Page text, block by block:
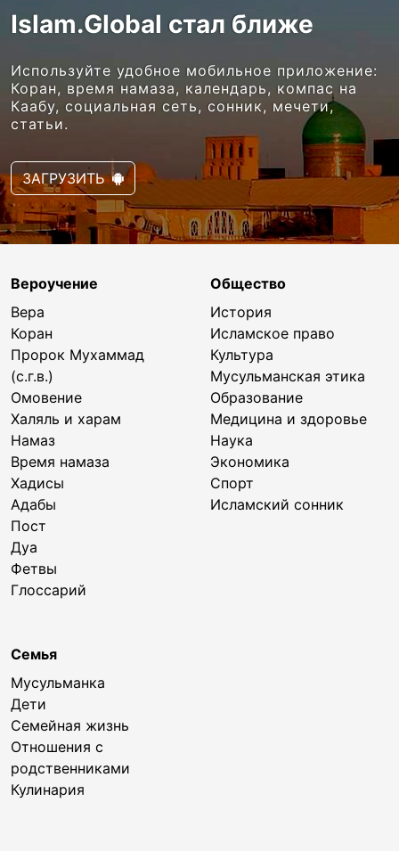
Islam.Global стал ближе
Используйте удобное мобильное приложение:
Коран, время намаза, календарь, компас на
Каабу, социальная сеть, сонник, мечети,
статьи.
ЗАГРУЗИТЬ
Вероучение
Вера
Коран
Пророк Мухаммад
(с.г.в.)
Омовение
Халяль и харам
Намаз
Время намаза
Хадисы
Адабы
Пост
Дуа
Фетвы
Глоссарий
Общество
История
Исламское право
Культура
Мусульманская этика
Образование
Медицина и здоровье
Наука
Экономика
Спорт
Исламский сонник
Семья
Мусульманка
Дети
Семейная жизнь
Отношения с
родственниками
Кулинария